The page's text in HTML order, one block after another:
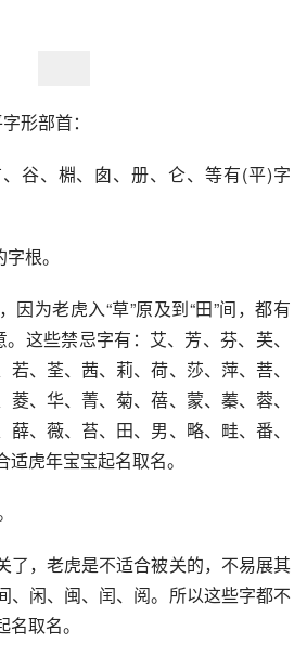
形部首：
谷、棩、囱、册、仑、等有(平)字
根。
因为老虎入“草”原及到“田”间，都有
。这些禁忌字有：艾、芳、芬、芙、
、荃、茜、莉、荷、莎、萍、菩、
、华、菁、菊、蓓、蒙、蓁、蓉、
、薇、苔、田、男、略、畦、番、
虎年宝宝起名取名。
了，老虎是不适合被关的，不易展其
、闲、闽、闰、阅。所以这些字都不
取名。